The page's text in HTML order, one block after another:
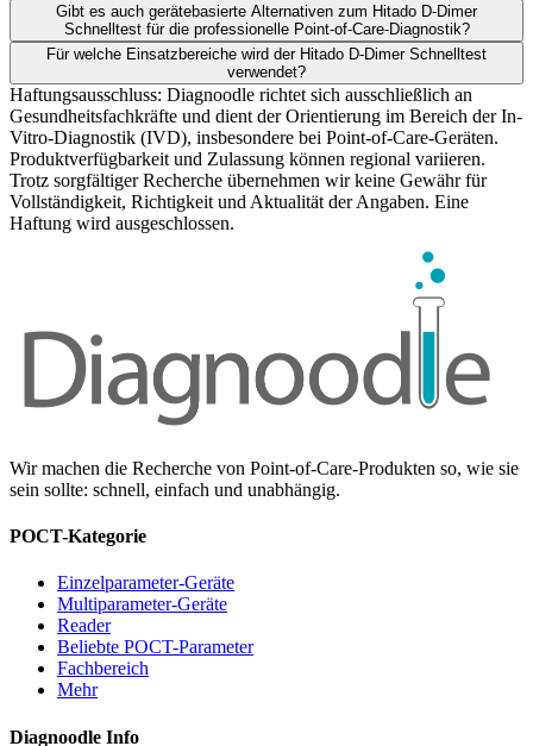
Gibt es auch gerätebasierte Alternativen zum Hitado D-Dimer
Schnelltest für die professionelle Point-of-Care-Diagnostik?
Für welche Einsatzbereiche wird der Hitado D-Dimer Schnelltest
verwendet?
Haftungsausschluss: Diagnoodle richtet sich ausschließlich an
Gesundheitsfachkräfte und dient der Orientierung im Bereich der In-
Vitro-Diagnostik (IVD), insbesondere bei Point-of-Care-Geräten.
Produktverfügbarkeit und Zulassung können regional variieren.
Trotz sorgfältiger Recherche übernehmen wir keine Gewähr für
Vollständigkeit, Richtigkeit und Aktualität der Angaben. Eine
Haftung wird ausgeschlossen.
Wir machen die Recherche von Point-of-Care-Produkten so, wie sie
sein sollte: schnell, einfach und unabhängig.
POCT-Kategorie
Einzelparameter-Geräte
Multiparameter-Geräte
Reader
Beliebte POCT-Parameter
Fachbereich
Mehr
Diagnoodle Info